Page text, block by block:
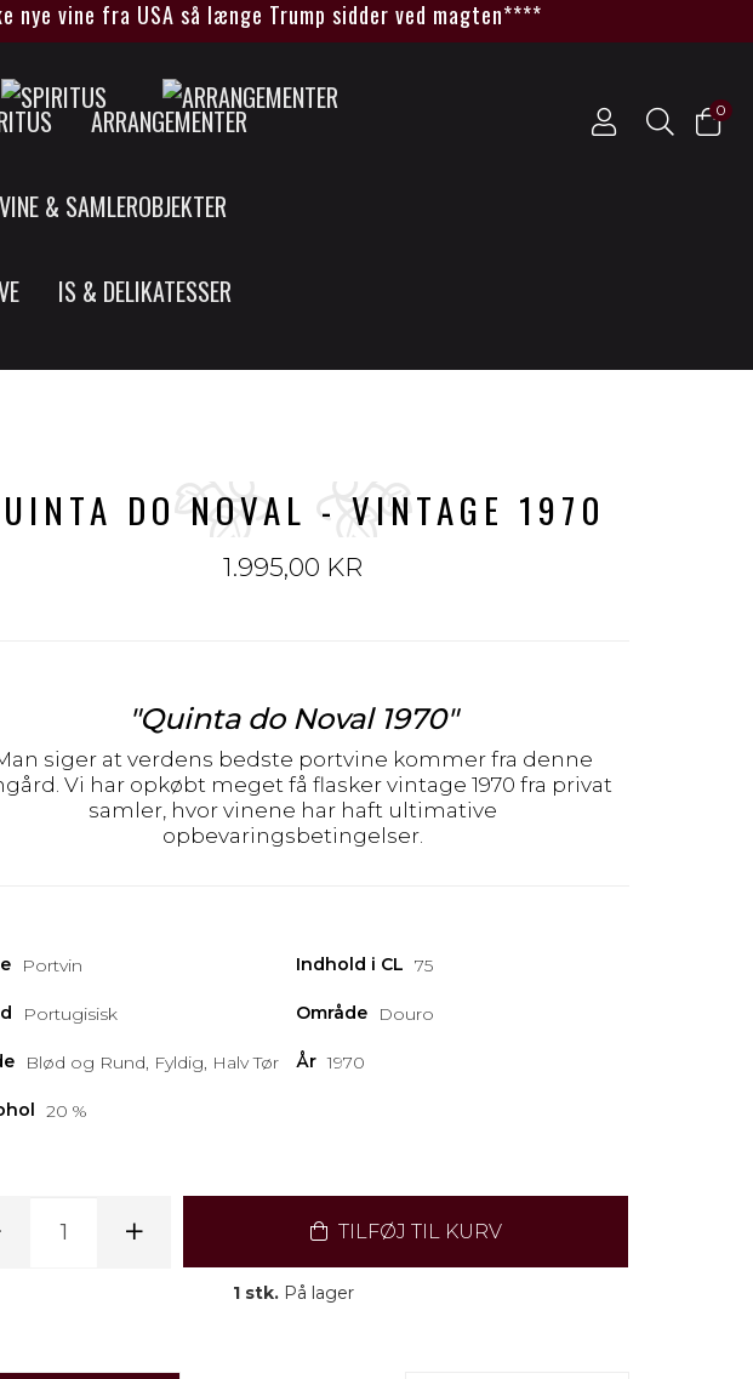
vine fra USA så længe Trump sidder ved magten****
ARRANGEMENTER
& SAMLEROBJEKTER
IS & DELIKATESSER
0
DO NOVAL - VINTAGE 1970
1.995,00 KR
"Quinta do Noval 1970"
siger at verdens bedste portvine kommer fra denne
Vi har opkøbt meget få flasker vintage 1970 fra privat
samler, hvor vinene har haft ultimative
opbevaringsbetingelser.
Portvin Indhold i CL 75
Portugisisk Område Douro
Blød og Rund, Fyldig, Halv Tør År 1970
20 %
TILFØJ TIL KURV
1 stk.På lager